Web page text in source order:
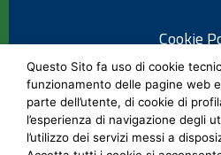
Cookie
Informativa
Note
Questo Sito fa uso di cookie
funzionamento delle pagine web
parte dell’utente, di cookie di
l’esperienza di navigazione degli
l’utilizzo dei servizi messi a